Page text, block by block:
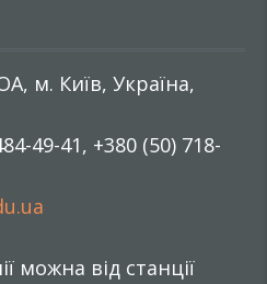
м. Київ, Україна,
49-41, +380 (50) 718-
можна від станції